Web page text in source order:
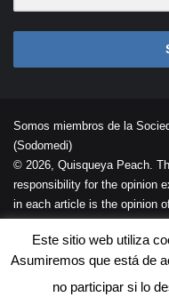
Somos miembros de la
(Sodomedi)
© 2026, Quisqueya Peach.
responsibility for the opinion
in each article is the opinion
Este sitio web utiliza
Asumiremos que está de
no participar si lo